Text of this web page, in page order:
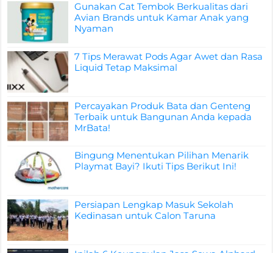
Gunakan Cat Tembok Berkualitas dari
Avian Brands untuk Kamar Anak yang
Nyaman
7 Tips Merawat Pods Agar Awet dan Rasa
Liquid Tetap Maksimal
Percayakan Produk Bata dan Genteng
Terbaik untuk Bangunan Anda kepada
MrBata!
Bingung Menentukan Pilihan Menarik
Playmat Bayi? Ikuti Tips Berikut Ini!
Persiapan Lengkap Masuk Sekolah
Kedinasan untuk Calon Taruna